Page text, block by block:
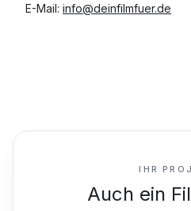
E-Mail: info@deinfilmfuer.de
IHR
Auch ein